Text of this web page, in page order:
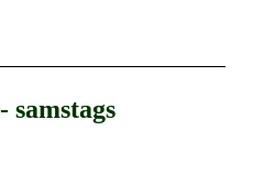
samstags